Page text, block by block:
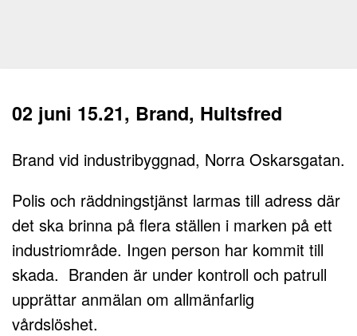
02 juni 15.21, Brand, Hultsfred
Brand vid industribyggnad, Norra Oskarsgatan.
Polis och räddningstjänst larmas till adress där
det ska brinna på flera ställen i marken på ett
industriområde. Ingen person har kommit till
skada. Branden är under kontroll och patrull
upprättar anmälan om allmänfarlig
vårdslöshet.